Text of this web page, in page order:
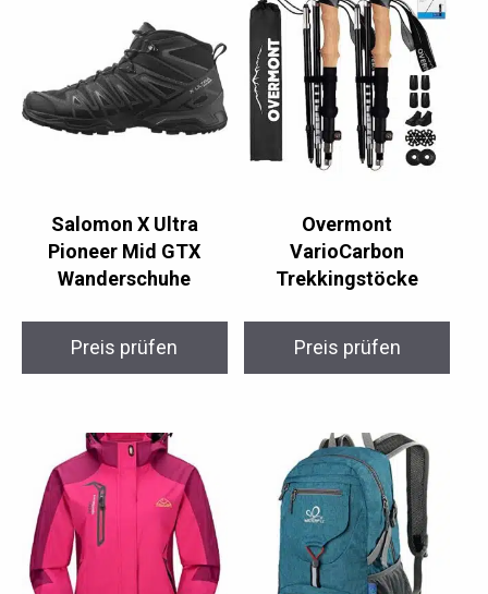
Salomon X Ultra
Pioneer Mid GTX
Wanderschuhe
Preis prüfen
Overmont
VarioCarbon
Trekkingstöcke
Preis prüfen